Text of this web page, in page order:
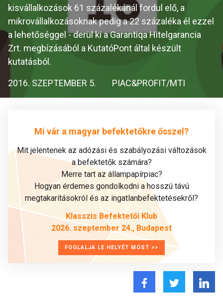
kisvállalkozások 61 százalékánál fordul elő, a
mikrovállalkozásoknak pedig a 22 százaléka él ezzel
a lehetőséggel - derül ki a Garantiqa Hitelgarancia
Zrt. megbízásából a KutatóPont által készült
kutatásból.
2016. SZEPTEMBER 5. PIAC&PROFIT/MTI
Mi vár a magyar befektetőkre ősszel?
Mit jelentenek az adózási és szabályozási változások
a befektetők számára?
Merre tart az állampapírpiac?
Hogyan érdemes gondolkodni a hosszú távú
megtakarításokról és az ingatlanbefektetésekről?
Klasszis Befektetői Klub
2026. szeptember 24., Budapest
FOGLALJA LE HELYÉT MOST >>